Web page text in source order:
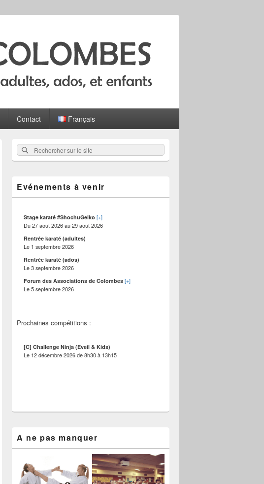
Contact Français
Zone
principale
de
barre
Rechercher :
Rechercher
sur
site
Evénements à venir
Stage karaté #ShochuGeiko [+]
Du27 août 2026au29 août 2026
Rentrée karaté (adultes)
Le 1 septembre 2026
Rentrée karaté (ados)
Le3 septembre 2026
Forum des Associations de Colombes [+]
Le5 septembre 2026
Prochaines compétitions :
[C] Challenge Ninja (Eveil & Kids)
Le 12 décembre 2026de8h30à 13h15
A ne pas manquer